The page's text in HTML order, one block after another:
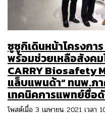
ซูซูกิเดินหน้าโครงกา
พร้อมช่วยเหลือสังคม
CARRY Biosafety
แล็บแพนด้า” ทนพ.ภ
เทคนิคการแพทย์ชื่อ
โพสต์เมื่อ 3 เมษายน 2021 เวลา